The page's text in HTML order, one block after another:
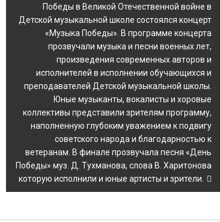
Победы в Великой Отечественной войне в
Детской музыкальной школе состоялся концерт
«Музыка Победы». В программе концерта
прозвучали музыка и песни военных лет,
произведения современных авторов и
исполнителей в исполнении обучающихся и
преподавателей Детской музыкальной школы.
Юные музыканты, вокалисты и хоровые
коллективы представили зрителям программу,
наполненную глубоким уважением к подвигу
советского народа и благодарностью к
ветеранам. В финале прозвучала песня «День
Победы» муз. Д. Тухманова, слова В. Харитонова
которую исполнили и юные артисты и зрители.